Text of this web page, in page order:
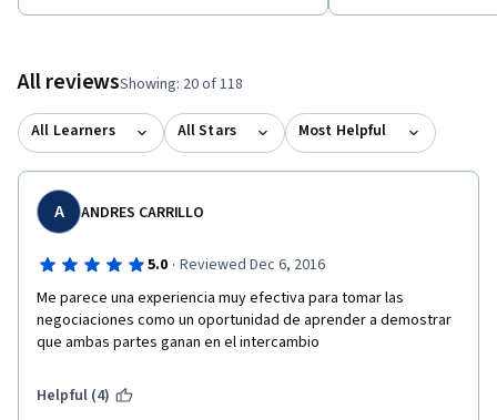
All reviewsShowing: 20 of 118
All Learners All Stars Most Helpful
A ANDRES CARRILLO
5.0 · Reviewed Dec 6, 2016
Me parece una experiencia muy efectiva para tomar las
negociaciones como un oportunidad de aprender a demostrar
que ambas partes ganan en el intercambio
Helpful (4)